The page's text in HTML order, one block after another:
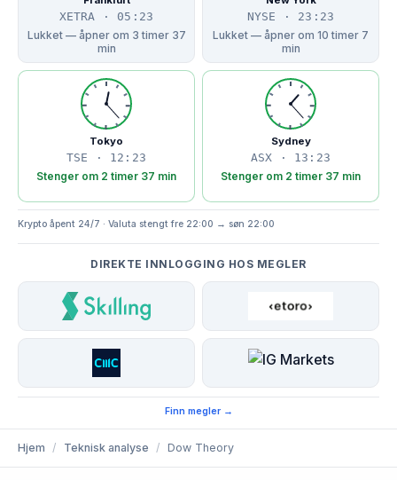
XETRA · 05:23
Lukket — åpner om 3 timer 37
min
NYSE · 23:23
Lukket — åpner om 10 timer 7
min
Tokyo
TSE · 12:23
Stenger om 2 timer 37 min
Sydney
ASX · 13:23
Stenger om 2 timer 37 min
Krypto åpent 24/7 · Valuta stengt fre 22:00 → søn 22:00
DIREKTE INNLOGGING HOS MEGLER
Finn megler →
Hjem / Teknisk analyse / Dow Theory